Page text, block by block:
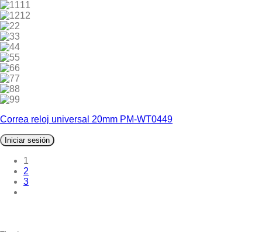
11
12
2
3
4
5
6
7
8
9
Correa reloj universal 20mm PM-WT0449
Iniciar sesión
1
2
3